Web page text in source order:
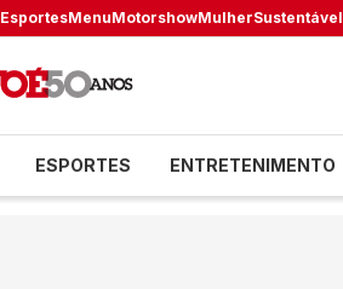
EsportesMenuMotorshowMulherSustentável
ESPORTES ENTRETENIMENTO